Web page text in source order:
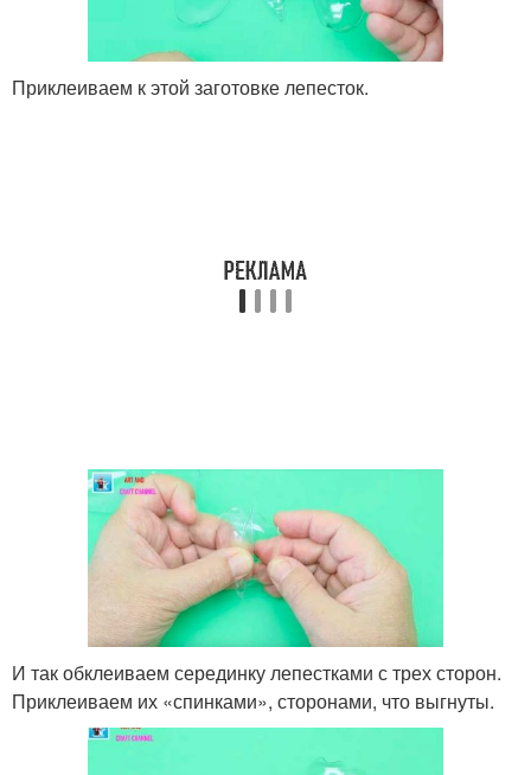
Приклеиваем к этой заготовке лепесток.
И так обклеиваем серединку лепестками с трех сторон.
Приклеиваем их «спинками», сторонами, что выгнуты.